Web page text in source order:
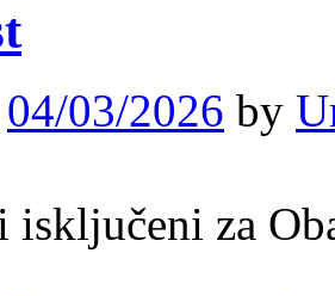
04/03/2026 by
isključeni za